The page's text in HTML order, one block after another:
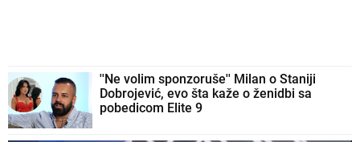
''Ne volim sponzoruše'' Milan o Staniji
Dobrojević, evo šta kaže o ženidbi sa
pobedicom Elite 9